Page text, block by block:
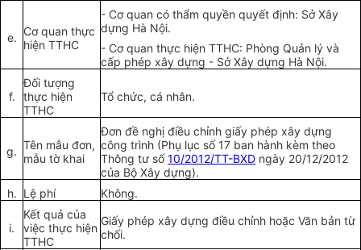
e. Cơ quan thực
hiện TTHC
- Cơ quan có thẩm quyền quyết định: SởXây
dựng Hà Nội.
- Cơ quan thực hiện TTHC: Phòng Quản lý và
cấp phép xây dựng - Sở Xây dựng Hà Nội.
f.
Đối tượng
thực hiện
TTHC
Tổ chức, cá nhân.
g. Tên mẫu đơn,
mẫu tờ khai
Đơn đề nghị điều chỉnh giấy phép xây dựng
công trình (Phụ lục số 17 ban hành kèm theo
Thông tư số10/2012/TT-BXD ngày 20/12/2012
của Bộ Xây dựng).
h. Lệ phí Không.
i.
Kết quả của
việc thực hiện
TTHC
Giấy phép xây dựng điều chỉnh hoặc Văn bản từ
chối.